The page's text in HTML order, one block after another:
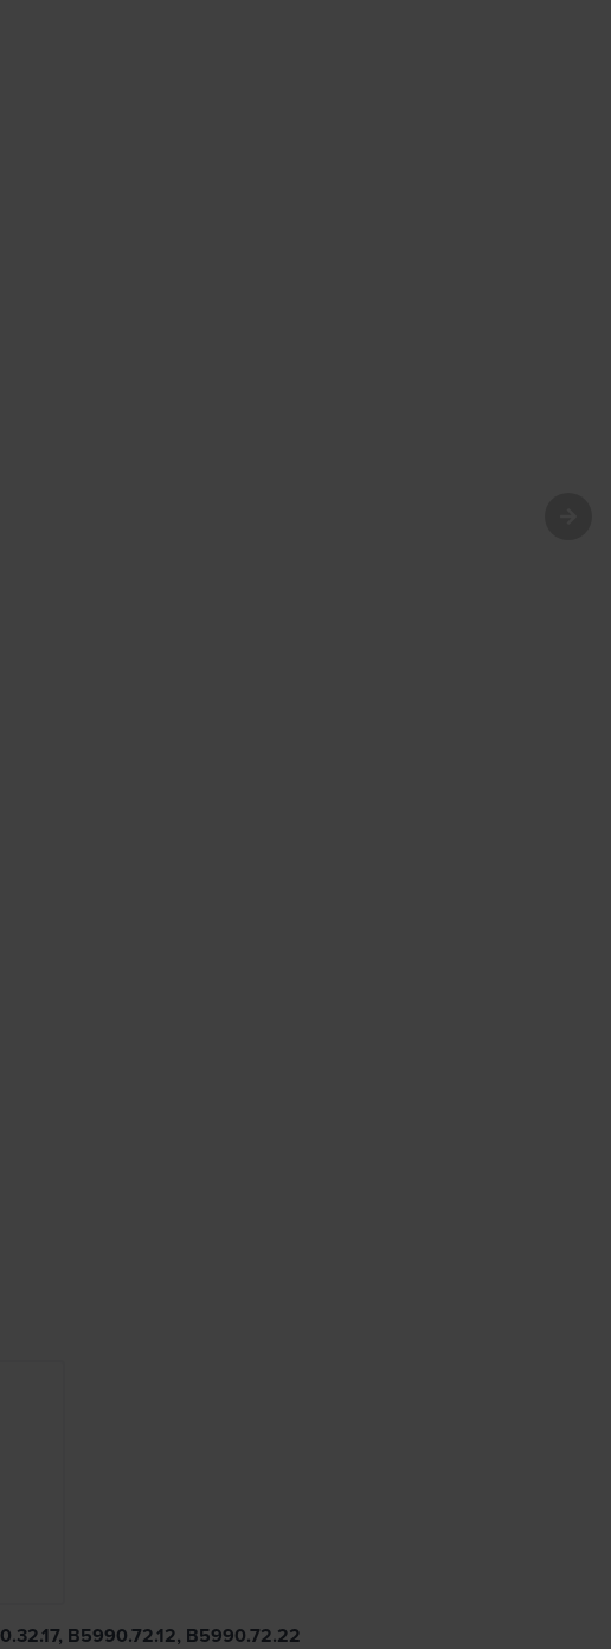
B5990.72.12, B5990.72.22